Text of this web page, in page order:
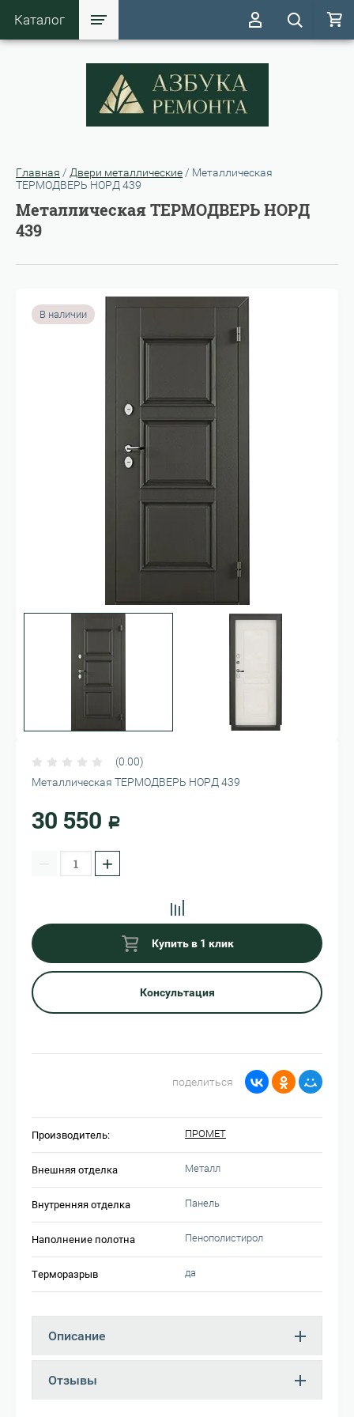
Каталог
Главная / Двери металлические / Металлическая
ТЕРМОДВЕРЬ НОРД 439
Металлическая ТЕРМОДВЕРЬ НОРД
439
В наличии
(0.00)
Металлическая ТЕРМОДВЕРЬ НОРД 439
30 550 Р
− +
Купить в 1 клик
Консультация
поделиться
Производитель: ПРОМЕТ
Внешняя отделка Металл
Внутренняя отделка Панель
Наполнение полотна Пенополистирол
Терморазрыв да
Описание
Отзывы